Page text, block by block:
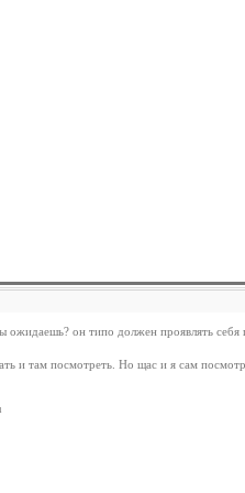
ожидаешь? он типо должен проявлять
и там посмотреть. Но щас и я сам